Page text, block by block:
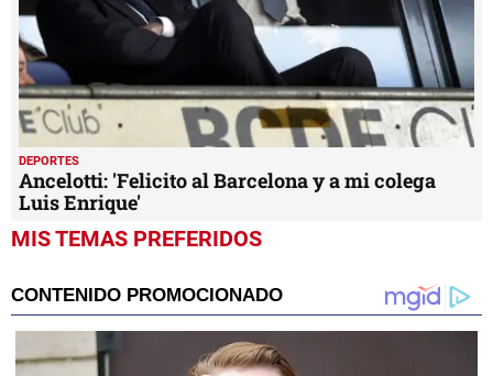
DEPORTES
Ancelotti: 'Felicito al Barcelona y a mi colega
Luis Enrique'
MIS TEMAS PREFERIDOS